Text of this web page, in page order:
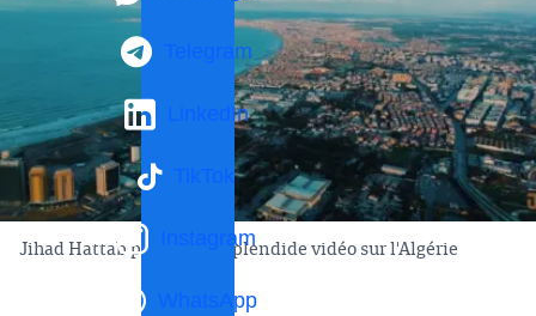
Telegram
LinkedIn
TikTok
Instagram
WhatsApp
Jihad Hattab publie une splendide vidéo sur l'Algérie